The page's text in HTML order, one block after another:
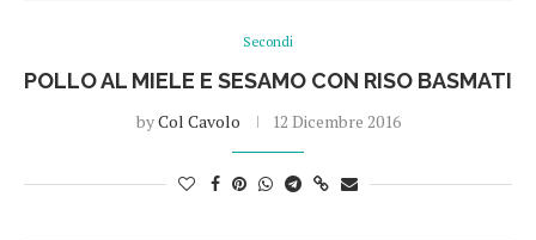
Secondi
POLLO AL MIELE E SESAMO CON RISO BASMATI
byCol Cavolo 12 Dicembre 2016